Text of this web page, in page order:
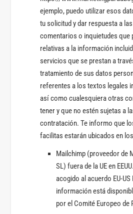
ejemplo, puedo utilizar esos
tu solicitud y dar respuesta a
comentarios o inquietudes que
relativas a la información
servicios que se prestan a
tratamiento de sus datos
referentes a los textos legales
así como cualesquiera otras
tener y que no estén sujetas a
contratación. Te informo que
facilitas estarán ubicados en
Mailchimp (proveedor de
SL) fuera de la UE en
acogido al acuerdo EU-US
información está
por el Comité Europeo